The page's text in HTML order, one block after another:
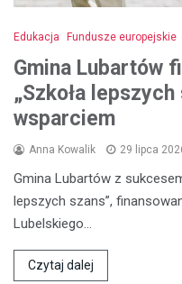
Edukacja Fundusze europejskie
Gmina Lubartów
„Szkoła
wsparciem
Anna Kowalik 29 lipca
Gmina Lubartów z
lepszych szans”,
Lubelskiego…
Czytaj dalej